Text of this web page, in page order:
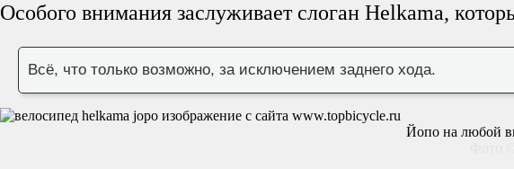
Особого внимания заслуживает слоган Helkama,
Всё, что только возможно, за исключением заднего хода.
Йопо на любой